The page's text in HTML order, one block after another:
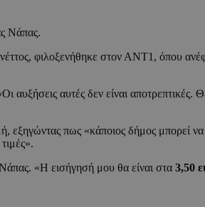
Νάπας.
φιλοξενήθηκε στον ΑΝΤ1, όπου
αυτές δεν είναι αποτρεπτικές.
εξηγώντας πως «κάποιος δήμος
«Η εισήγησή μου θα είναι στα 3,50